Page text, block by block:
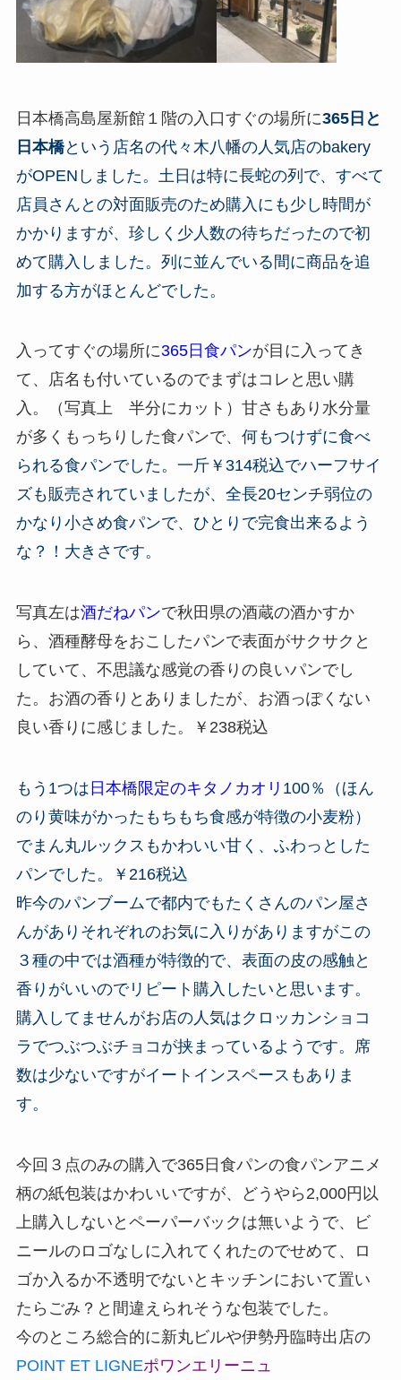
日本橋高島屋新館１階の入口すぐの場所に365日と
日本橋という店名の代々木八幡の人気店のbakery
がOPENしました。土日は特に長蛇の列で、すべて
店員さんとの対面販売のため購入にも少し時間が
かかりますが、珍しく少人数の待ちだったので初
めて購入しました。列に並んでいる間に商品を追
加する方がほとんどでした。
入ってすぐの場所に365日食パンが目に入ってき
て、店名も付いているのでまずはコレと思い購
入。（写真上 半分にカット）甘さもあり水分量
が多くもっちりした食パンで、 何もつけずに食べ
られる食パンでした。一斤￥314税込でハーフサイ
ズも販売されていましたが、全長20センチ弱位の
かなり小さめ食パンで、ひとりで完食出来るよう
な？！大きさです。
写真左は酒だねパンで秋田県の酒蔵の酒かすか
ら、酒種酵母をおこしたパンで表面がサクサクと
していて、不思議な感覚の香りの良いパンでし
た。お酒の香りとありましたが、お酒っぽくない
良い香りに感じました。￥238税込
もう1つは 日本橋限定のキタノカオリ 100％（ほん
のり黄味がかったもちもち食感が特徴の小麦粉）
でまん丸ルックスもかわいい甘く、ふわっとした
パンでした。￥216税込
昨今のパンブームで都内でもたくさんのパン屋さ
んがありそれぞれのお気に入りがありますがこの
３種の中では酒種が特徴的で、表面の皮の感触と
香りがいいのでリピート購入したいと思います。
購入してませんがお店の人気はクロッカンショコ
ラでつぶつぶチョコが挟まっているようです。席
数は少ないですがイートインスペースもありま
す。
今回３点のみの購入で365日食パンの食パンアニメ
柄の紙包装はかわいいですが、どうやら2,000円以
上購入しないとペーパーバックは無いようで、ビ
ニールのロゴなしに入れてくれたのでせめて、ロ
ゴか入るか不透明でないとキッチンにおいて置い
たらごみ？と間違えられそうな包装でした。
今のところ総合的に新丸ビルや伊勢丹臨時出店の
POINT ET LIGNEポワンエリーニュ